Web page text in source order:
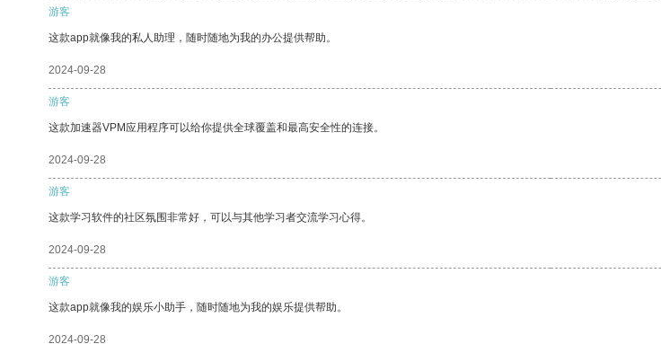
游客
这款app就像我的私人助理，随时随地为我的办公提供帮助。
2024-09-28
游客
这款加速器VPM应用程序可以给你提供全球覆盖和最高安全性的连接。
2024-09-28
游客
这款学习软件的社区氛围非常好，可以与其他学习者交流学习心得。
2024-09-28
游客
这款app就像我的娱乐小助手，随时随地为我的娱乐提供帮助。
2024-09-28